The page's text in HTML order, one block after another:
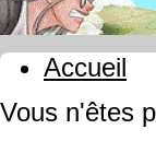
Accueil
Vous n'êtes